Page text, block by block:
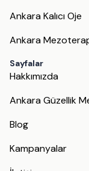
Ankara Kalıcı Oje
Ankara
Sayfalar
Hakkımızda
Ankara Güzellik
Blog
Kampanyalar